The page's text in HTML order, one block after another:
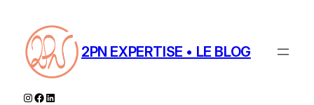
contenu
2PN EXPERTISE • LE BLOG
Instagram
Facebook
LinkedIn